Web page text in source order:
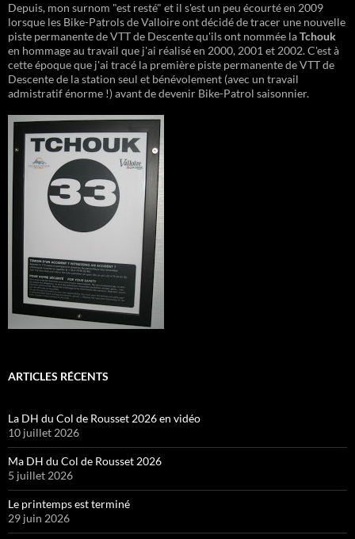
Depuis, mon surnom "est resté" et il s'est un peu écourté en 2009
lorsque les Bike-Patrols de Valloire ont décidé de tracer une nouvelle
piste permanente de VTT de Descente qu'ils ont nommée laTchouk
en hommage au travail que j'ai réalisé en 2000, 2001 et 2002. C'est à
cette époque que j'ai tracé la première piste permanente de VTT de
Descente de la station seul et bénévolement (avec un travail
admistratif énorme !) avant de devenir Bike-Patrol saisonnier.
ARTICLES RÉCENTS
La DH du Col de Rousset 2026 en vidéo
10 juillet 2026
Ma DH du Col de Rousset 2026
5 juillet 2026
Le printemps est terminé
29 juin 2026